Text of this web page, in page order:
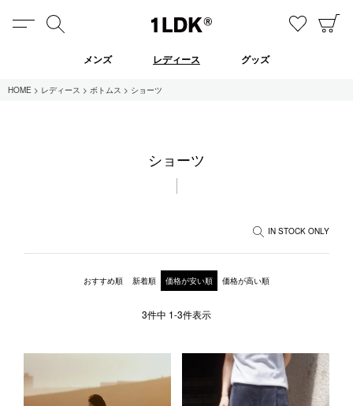
MENU お気に
メンズ レディース グッズ
全てのブランド
1LDK STAND
HOME レディース ボトムス ショーツ
ショーツ
IN STOCK ONLY
おすすめ順 新着順 価格が安い順 価格が高い順
3件中 1-3件表示